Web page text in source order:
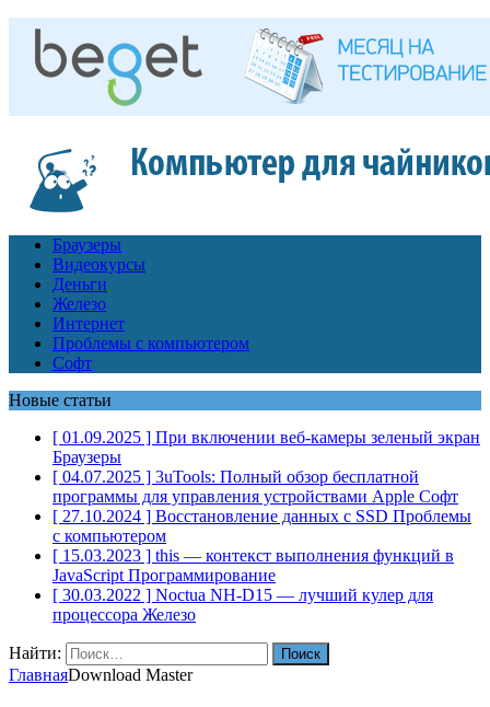
Браузеры
Видеокурсы
Деньги
Железо
Интернет
Проблемы с компьютером
Софт
Новые статьи
[ 01.09.2025 ] При включении веб-камеры зеленый экран
Браузеры
[ 04.07.2025 ] 3uTools: Полный обзор бесплатной
программы для управления устройствами Apple Софт
[ 27.10.2024 ] Восстановление данных с SSD Проблемы
с компьютером
[ 15.03.2023 ] this — контекст выполнения функций в
JavaScript Программирование
[ 30.03.2022 ] Noctua NH-D15 — лучший кулер для
процессора Железо
Найти:
ГлавнаяDownload Master